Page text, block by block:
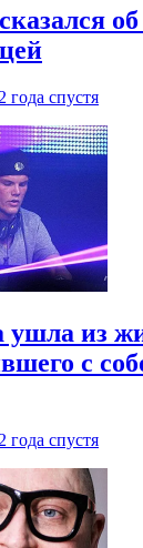
2 года спустя
ушла из
с
2 года спустя